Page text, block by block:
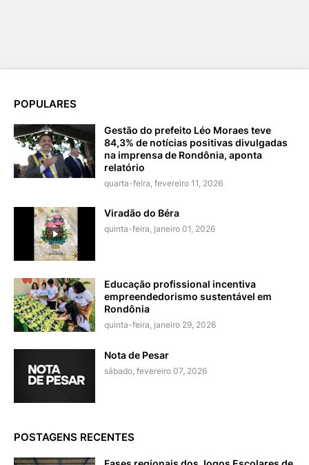
POPULARES
Gestão do prefeito Léo Moraes teve
84,3% de notícias positivas divulgadas
na imprensa de Rondônia, aponta
relatório
quarta-feira, fevereiro 11, 2026
Viradão do Béra
quinta-feira, janeiro 01, 2026
Educação profissional incentiva
empreendedorismo sustentável em
Rondônia
quinta-feira, janeiro 29, 2026
Nota de Pesar
sábado, fevereiro 07, 2026
POSTAGENS RECENTES